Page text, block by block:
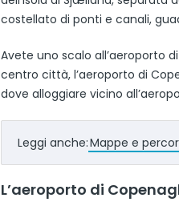
costellato di ponti e canali,
Avete uno scalo all’aeroporto
centro città, l’aeroporto di
dove alloggiare vicino
Leggi anche:Mappe e
L’aeroporto di